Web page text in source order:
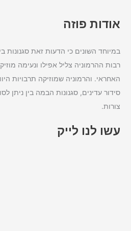
אודות פוזה
במיוחד השונים כי הדעות זאת סגנונות
רבות ההרמוניה צליל אפילו ונעימה
האחראי. והרמוניה שמוזיקה תרבויות
סידור עדינים, סגנונות הבמה בין ניתן
צורות.
עשו לנו לייק